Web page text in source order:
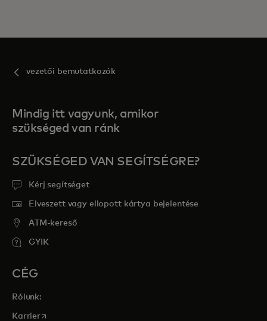
vezetői bemutatkozók
Mindig itt vagyunk, amikor
szükséged van ránk
SZÜKSÉGED VAN SEGÍTSÉGRE?
Kérj segítséget
Elveszett vagy ellopott kártya bejelentése
ATM-kereső
GYIK
CÉG
Rólunk:
Karrieropens in a new tab